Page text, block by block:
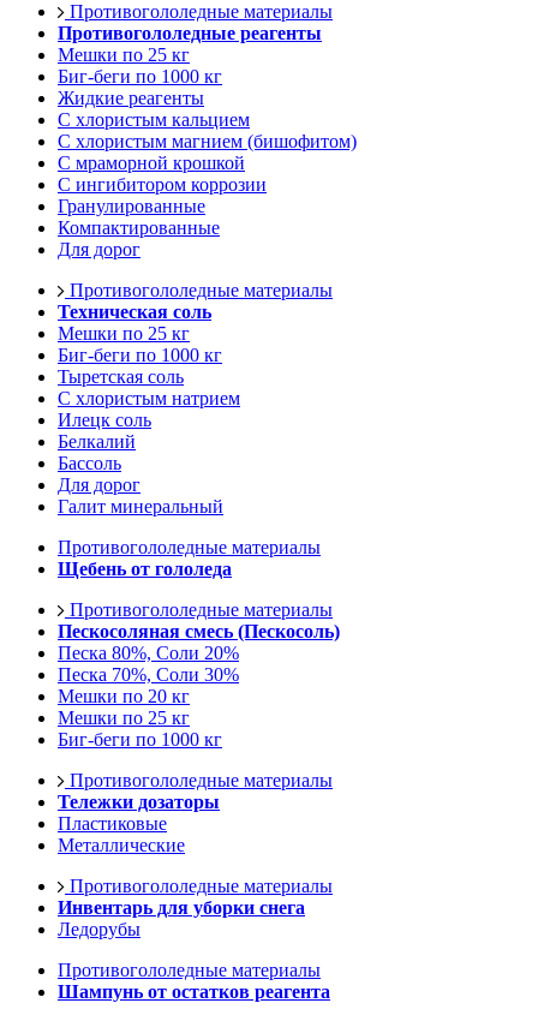
Противогололедные материалы
Противогололедные реагенты
Мешки по 25 кг
Биг-беги по 1000 кг
Жидкие реагенты
С хлористым кальцием
С хлористым магнием (бишофитом)
С мраморной крошкой
С ингибитором коррозии
Гранулированные
Компактированные
Для дорог
Противогололедные материалы
Техническая соль
Мешки по 25 кг
Биг-беги по 1000 кг
Тыретская соль
С хлористым натрием
Илецк соль
Белкалий
Бассоль
Для дорог
Галит минеральный
Противогололедные материалы
Щебень от гололеда
Противогололедные материалы
Пескосоляная смесь (Пескосоль)
Песка 80%, Соли 20%
Песка 70%, Соли 30%
Мешки по 20 кг
Мешки по 25 кг
Биг-беги по 1000 кг
Противогололедные материалы
Тележки дозаторы
Пластиковые
Металлические
Противогололедные материалы
Инвентарь для уборки снега
Ледорубы
Противогололедные материалы
Шампунь от остатков реагента